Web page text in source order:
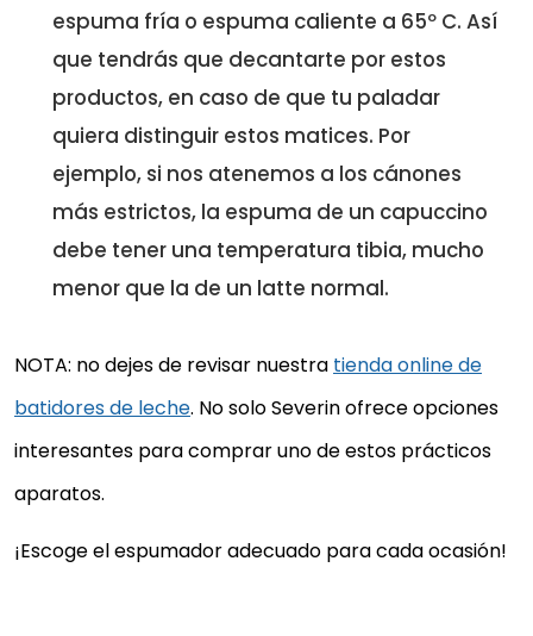
espuma fría o espuma caliente a 65º C. Así
que tendrás que decantarte por estos
productos, en caso de que tu paladar
quiera distinguir estos matices. Por
ejemplo, si nos atenemos a los cánones
más estrictos, la espuma de un capuccino
debe tener una temperatura tibia, mucho
menor que la de un latte normal.
NOTA: no dejes de revisar nuestra tienda online de
batidores de leche. No solo Severin ofrece opciones
interesantes para comprar uno de estos prácticos
aparatos.
¡Escoge el espumador adecuado para cada ocasión!